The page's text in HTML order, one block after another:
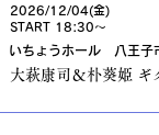
2026/12/04(金)
START 18:30〜
いちょうホール 八王子
大萩康司＆朴葵姫 ギ